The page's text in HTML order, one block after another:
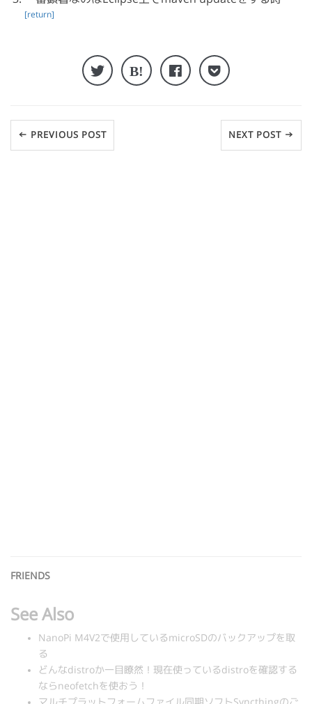
[return]
← PREVIOUS POST NEXT POST →
FRIENDS
See Also
NanoPi M4V2で使用しているmicroSDのバックアップを取
る
どんなdistroか一目瞭然！現在使っているdistroを確認する
ならneofetchを使おう！
マルチプラットフォームファイル同期ソフトSyncthingのご